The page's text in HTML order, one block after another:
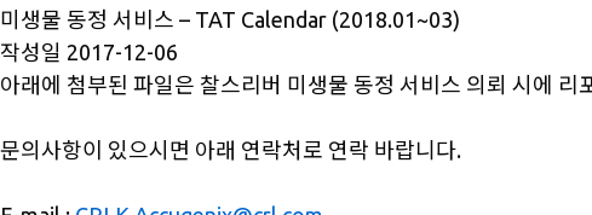
미생물 동정 서비스 – TAT Calendar (2018.01~03)
작성일 2017-12-06
아래에 첨부된 파일은 찰스리버 미생물 동정 서비스 의뢰 시에
문의사항이 있으시면 아래 연락처로 연락 바랍니다.